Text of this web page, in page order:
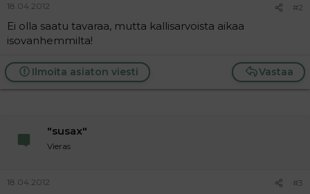
18.04.2012 #2
Ei olla saatu tavaraa, mutta kallisarvoista aikaa
isovanhemmilta!
Vastaa
Ilmoita asiaton viesti
"susax"
Vieras
18.04.2012 #3